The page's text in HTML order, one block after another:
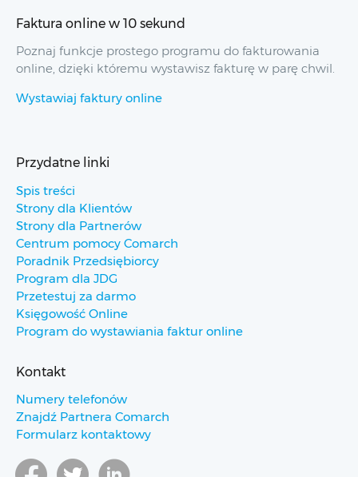
Faktura online w 10 sekund
Poznaj funkcje prostego programu do fakturowania
online, dzięki któremu wystawisz fakturę w parę chwil.
Wystawiaj faktury online
Przydatne linki
Spis treści
Strony dla Klientów
Strony dla Partnerów
Centrum pomocy Comarch
Poradnik Przedsiębiorcy
Program dla JDG
Przetestuj za darmo
Księgowość Online
Program do wystawiania faktur online
Kontakt
Numery telefonów
Znajdź Partnera Comarch
Formularz kontaktowy